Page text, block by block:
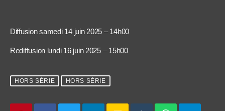
Diffusion samedi 14 juin 2025 – 14h00
Rediffusion lundi 16 juin 2025 – 15h00
HORS SÉRIE HORS SÉRIE